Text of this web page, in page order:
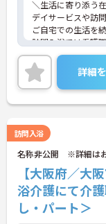
・看護職＋介護職
・1件約45分の訪
・職種間で連携し
＼生活に寄り添う
デイサービスや訪
ご自宅での生活を
訪問入浴では看護
全面と生活支援の
心で働きやすく、
ため、在宅分野が
できる環境です。
して、安定して長
■ 日勤のみで安定
生活リズムを整え
・「8:30～17:30
・「日曜固定休」
・週1日～相談可能
→ 無理なく続けら
詳細
訪問入浴
名称非公開 ※詳細は
【大阪府／大
浴介護にて介
し・パート＞